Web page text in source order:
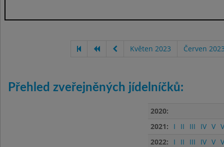
Květen 2023 Červen
Přehled zveřejněných jídelníčků:
2020:
2021:
I II III IV V
2022:
I II III IV V